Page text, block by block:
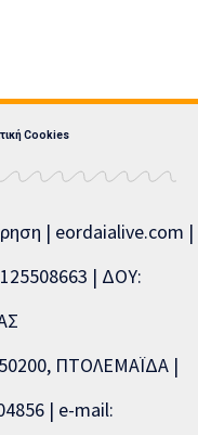
Cookies
| eordaialive.com |
| ΔΟΥ:
ΠΤΟΛΕΜΑΪΔΑ |
| e-mail: